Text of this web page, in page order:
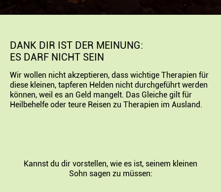
DANK DIR IST DER MEINUNG:
ES DARF NICHT SEIN
Wir wollen nicht akzeptieren, dass wichtige Therapien für
diese kleinen, tapferen Helden nicht durchgeführt werden
können, weil es an Geld mangelt. Das Gleiche gilt für
Heilbehelfe oder teure Reisen zu Therapien im Ausland.
Kannst du dir vorstellen, wie es ist, seinem kleinen
Sohn sagen zu müssen: